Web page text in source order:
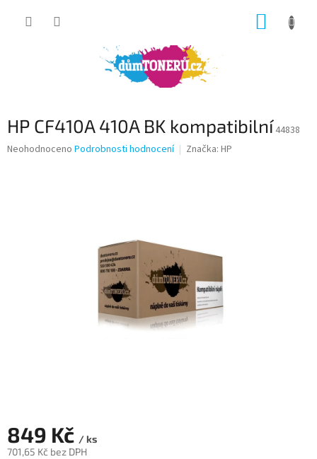
HP CF410A 410A BK kompatibilní 44838
Průměrné
Neohodnoceno Podrobnosti hodnocení Značka: HP
849 Kč / ks
701,65 Kč bez DPH